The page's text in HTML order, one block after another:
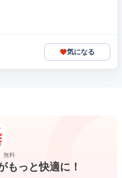
気になる
無料
もっと快適に！